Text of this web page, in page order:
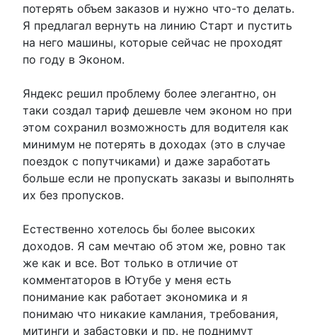
потерять объем заказов и нужно что-то делать.
Я предлагал вернуть на линию Старт и пустить
на него машины, которые сейчас не проходят
по году в Эконом.
Яндекс решил проблему более элегантно, он
таки создал тариф дешевле чем эконом но при
этом сохранил возможность для водителя как
минимум не потерять в доходах (это в случае
поездок с попутчиками) и даже заработать
больше если не пропускать заказы и выполнять
их без пропусков.
Естественно хотелось бы более высоких
доходов. Я сам мечтаю об этом же, ровно так
же как и все. Вот только в отличие от
комментаторов в Ютубе у меня есть
понимание как работает экономика и я
понимаю что никакие камлания, требования,
митинги и забастовки и пр. не поднимут